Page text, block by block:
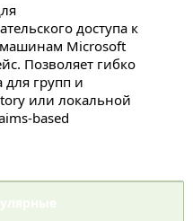
доступа к
Microsoft
Позволяет гибко
для групп и
или локальной
based